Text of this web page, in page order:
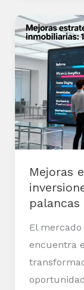
Mejoras
palancas
El
encuentra
Mejoras
estratégicas
para
inversiones
10
palancas